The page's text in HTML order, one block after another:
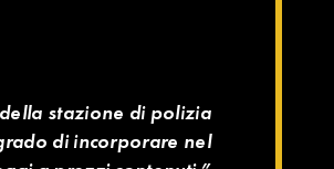
stazione di polizia
di incorporare nel